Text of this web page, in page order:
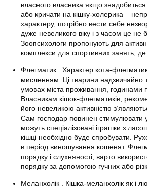
власного власника якщо
або кричати на кішку-холерика –
характеру, потрібно вести себе
дуже невеликого віку і з часом це
Зоопсихологи пропонують для
комплекси для спортивних занять,
Флегматик . Характер кота-
мисленням. Ці тварини надзвичайно
умовах міста проживання, годинами
Власникам кішок-флегматиків,
його невеликою активністю
Сам господар повинен стимулювати
можуть спеціалізовані іграшки з
кішці необхідно буде спробувати.
в період виношування кошенят.
порядку і слухняності, варто
порядку за допомогою гучних або
Меланхолік . Кішка-меланхолік як і